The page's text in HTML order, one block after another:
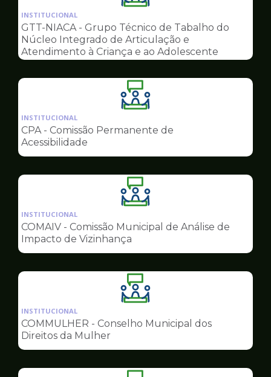
da
pagina
de
Conselhos
INSTITUCIONAL
GTT-NIACA - Grupo Técnico de Tabalho do
Núcleo Integrado de Articulação e
Atendimento à Criança e ao Adolescente
Ilustração
da
pagina
Conselhos
INSTITUCIONAL
CPA - Comissão Permanente de
Acessibilidade
Ilustração
da
pagina
Conselhos
INSTITUCIONAL
COMAIV - Comissão Municipal de Análise de
Impacto de Vizinhança
Ilustração
da
pagina
Conselhos
INSTITUCIONAL
COMMULHER - Conselho Municipal dos
Direitos da Mulher